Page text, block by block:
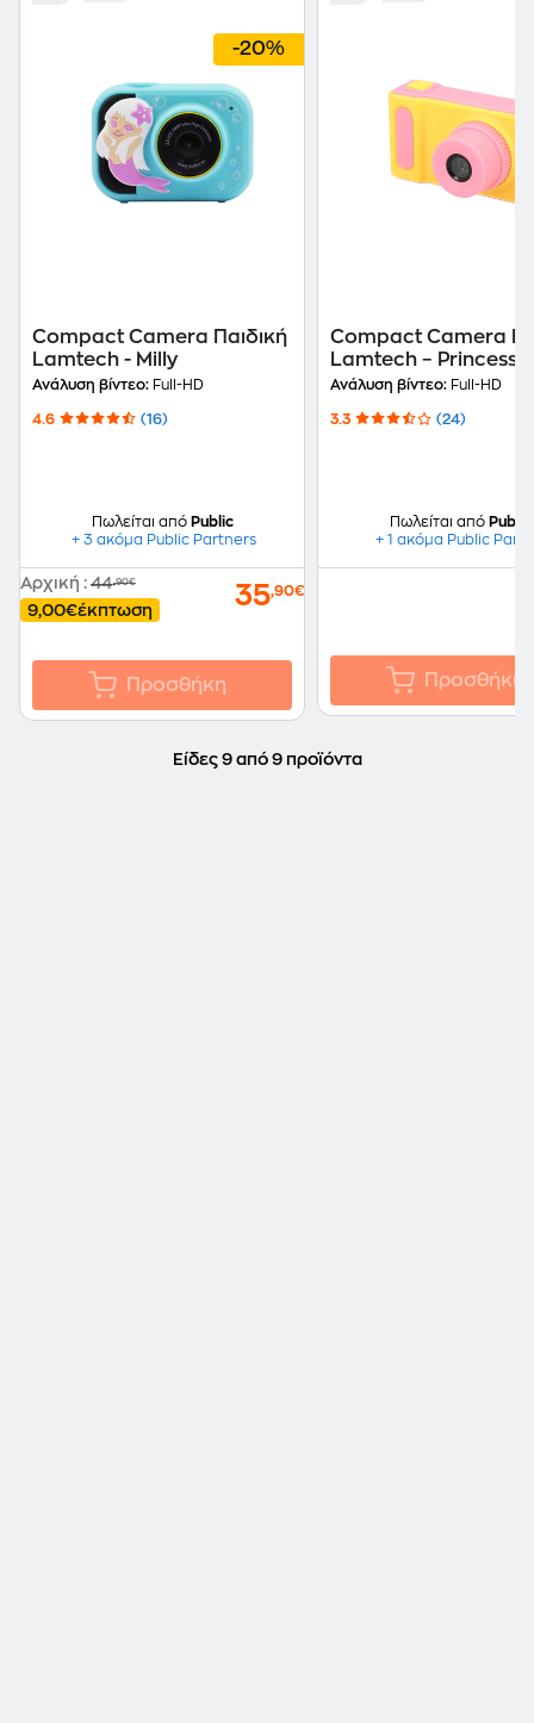
-20%
Compact Camera Παιδική
Lamtech - Milly
Ανάλυση βίντεο: Full-HD
4.6 (16)
Πωλείται από Public
+ 3 ακόμα Public Partners
Αρχική : 44,90€
9,00€έκπτωση 35,90€
Προσθήκη
Compact Camera
Lamtech – Princess -
Ανάλυση βίντεο: Full-HD
3.3 (24)
Πωλείται από Public
+ 1 ακόμα Public
Προσθήκη
Είδες 9 από 9 προϊόντα